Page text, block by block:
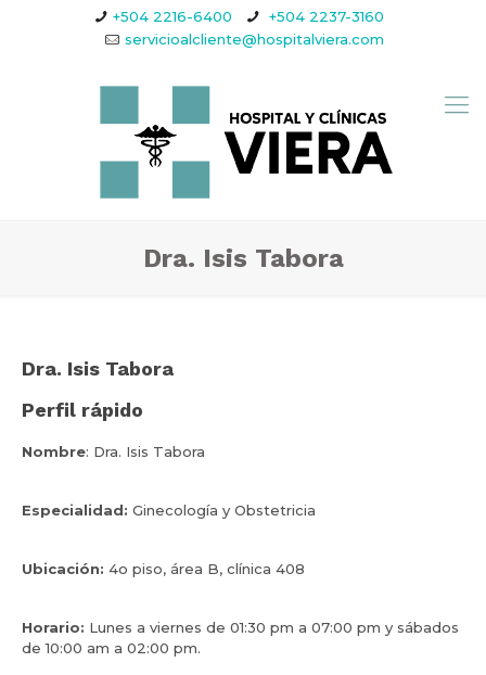
+504 2216-6400
+504 2237-3160
servicioalcliente@hospitalviera.com
Dra. Isis Tabora
Dra. Isis Tabora
Perfil rápido
Nombre: Dra. Isis Tabora
Especialidad: Ginecología y Obstetricia
Ubicación: 4o piso, área B, clínica 408
Horario: Lunes a viernes de 01:30 pm a 07:00 pm y sábados
de 10:00 am a 02:00 pm.